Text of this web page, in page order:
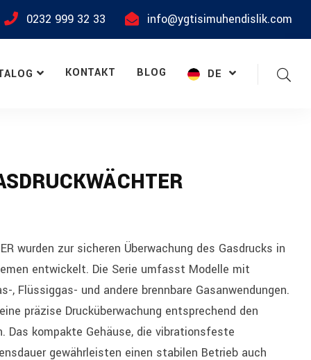
0232 999 32 33 info@ygtisimuhendislik.com
KONTAKT BLOG DE
wurden zur sicheren Überwachung des Gasdrucks in
entwickelt. Die Serie umfasst Modelle mit
, Flüssiggas- und andere brennbare Gasanwendungen.
präzise Drucküberwachung entsprechend den
Das kompakte Gehäuse, die vibrationsfeste
gewährleisten einen stabilen Betrieb auch